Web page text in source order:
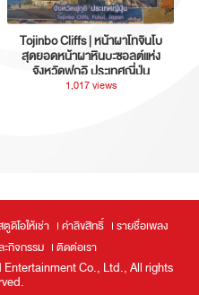
Tojinbo Cliffs | หน้าผาโทจินโบ
สุดยอดหน้าผาหินบะซอลต์แห่ง
จังหวัดฟุกุอิ ประเทศญี่ปุ่น
1,017 views
ดิโอให้เช่า ค่าลิขสิทธิ์
รายชื่อเพลง
ะกิจกรรม ติดต่อเรา
Co., Ltd., All rights